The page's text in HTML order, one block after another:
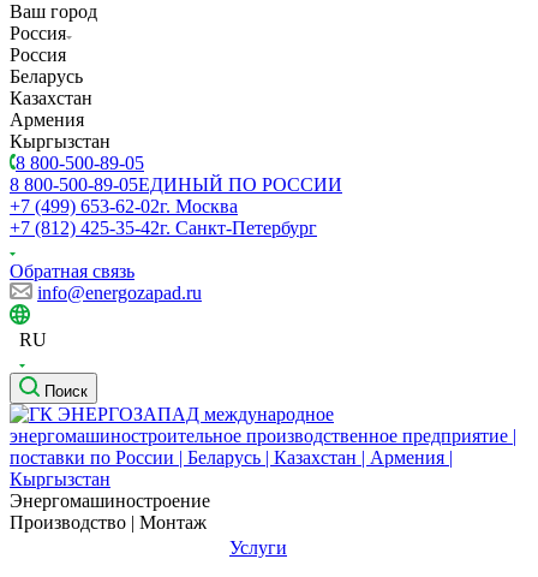
Ваш город
Россия
Россия
Беларусь
Казахстан
Армения
Кыргызстан
8 800-500-89-05
8 800-500-89-05ЕДИНЫЙ ПО РОССИИ
+7 (499) 653-62-02г. Москва
+7 (812) 425-35-42г. Санкт-Петербург
Обратная связь
info@energozapad.ru
RU
Поиск
Энергомашиностроение
Производство | Монтаж
Услуги